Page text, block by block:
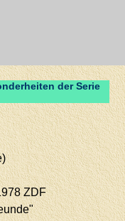
der Serie
ZDF